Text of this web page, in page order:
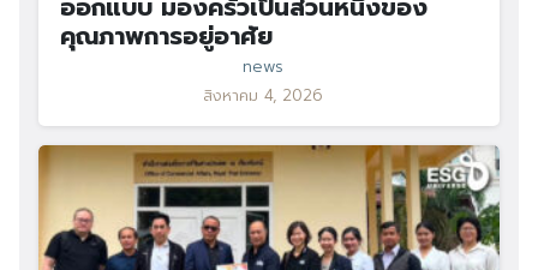
ออกแบบ มองครัวเป็นส่วนหนึ่งของ
คุณภาพการอยู่อาศัย
news
สิงหาคม 4, 2026